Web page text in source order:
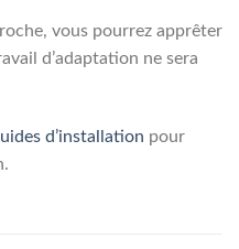
vous pourrez apprêter
d’adaptation ne sera
d’installation pour